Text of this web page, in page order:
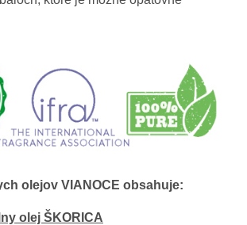
olejov VIANOCE obsahuje:
olej ŠKORICA